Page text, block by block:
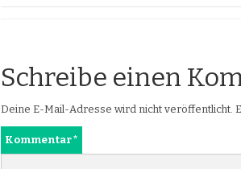
Schreibe einen
Deine E-Mail-Adresse wird nicht veröffentlicht.
Kommentar*